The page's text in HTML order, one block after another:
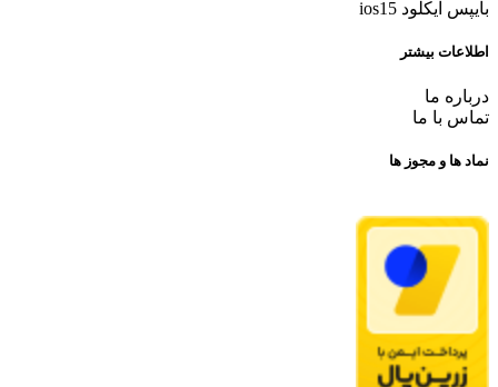
بایپس آیکلود ios15
اطلاعات بیشتر
درباره ما
تماس با ما
نماد ها و مجوز ها